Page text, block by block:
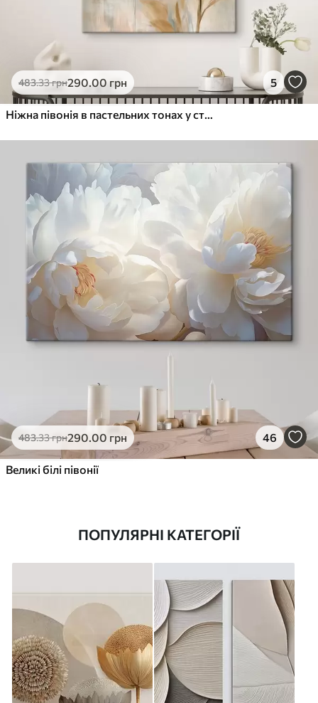
483.33грн290.00 грн 5
Ніжна півонія в пастельних тонах у стилі олійного живопису
483.33грн290.00 грн 46
Великі білі півонії
ПОПУЛЯРНІ КАТЕГОРІЇ